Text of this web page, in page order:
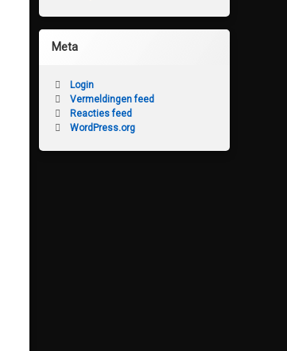
Meta
Login
Vermeldingen feed
Reacties feed
WordPress.org